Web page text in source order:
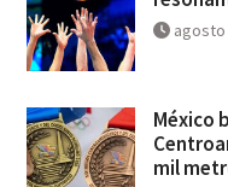
agosto
México
mil